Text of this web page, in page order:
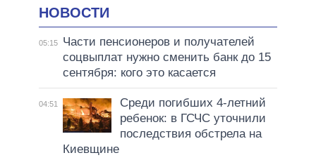
НОВОСТИ
05:15
Части пенсионеров и получателей
соцвыплат нужно сменить банк до 15
сентября: кого это касается
04:51
Среди погибших 4-летний
ребенок: в ГСЧС уточнили
последствия обстрела на
Киевщине